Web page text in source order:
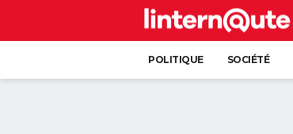
POLITIQUE SOCIÉTÉ